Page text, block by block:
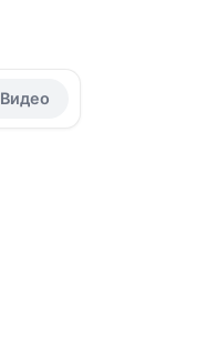
Видео